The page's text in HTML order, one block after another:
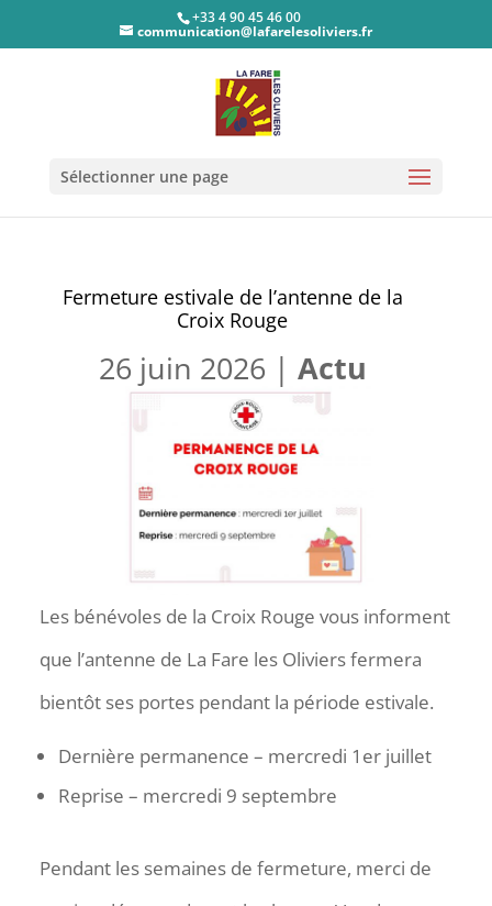
+33 4 90 45 46 00
communication@lafarelesoliviers.fr
Sélectionner une page
Fermeture estivale de l’antenne de la
Croix Rouge
26 juin 2026 | Actu
Les bénévoles de la Croix Rouge vous informent
que l’antenne de La Fare les Oliviers fermera
bientôt ses portes pendant la période estivale.
Dernière permanence – mercredi 1er juillet
Reprise – mercredi 9 septembre
Pendant les semaines de fermeture, merci de